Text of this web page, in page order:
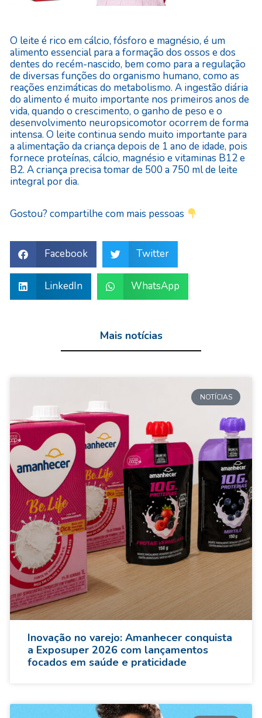
O leite é rico em cálcio, fósforo e magnésio, é um
alimento essencial para a formação dos ossos e dos
dentes do recém-nascido, bem como para a regulação
de diversas funções do organismo humano, como as
reações enzimáticas do metabolismo. A ingestão diária
do alimento é muito importante nos primeiros anos de
vida, quando o crescimento, o ganho de peso e o
desenvolvimento neuropsicomotor ocorrem de forma
intensa. O leite continua sendo muito importante para
a alimentação da criança depois de 1 ano de idade, pois
fornece proteínas, cálcio, magnésio e vitaminas B12 e
B2. A criança precisa tomar de 500 a 750 ml de leite
integral por dia.
Gostou? compartilhe com mais pessoas
Facebook Twitter
LinkedIn WhatsApp
Mais notícias
NOTÍCIAS
Inovação no varejo: Amanhecer conquista
a Exposuper 2026 com lançamentos
focados em saúde e praticidade